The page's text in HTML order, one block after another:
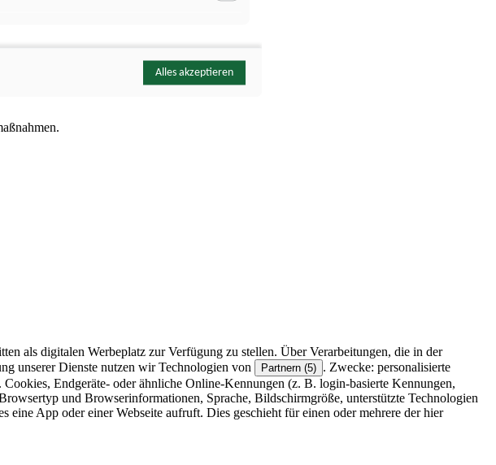
als digitalen Werbeplatz zur Verfügung zu stellen. Über Verarbeitungen, die in der
unserer Dienste nutzen wir Technologien von Partnern (5) . Zwecke: personalisierte
Endgeräte- oder ähnliche Online-Kennungen (z. B. login-basierte Kennungen,
und Browserinformationen, Sprache, Bildschirmgröße, unterstützte Technologien
eine App oder einer Webseite aufruft. Dies geschieht für einen oder mehrere der hier
Alles akzeptieren